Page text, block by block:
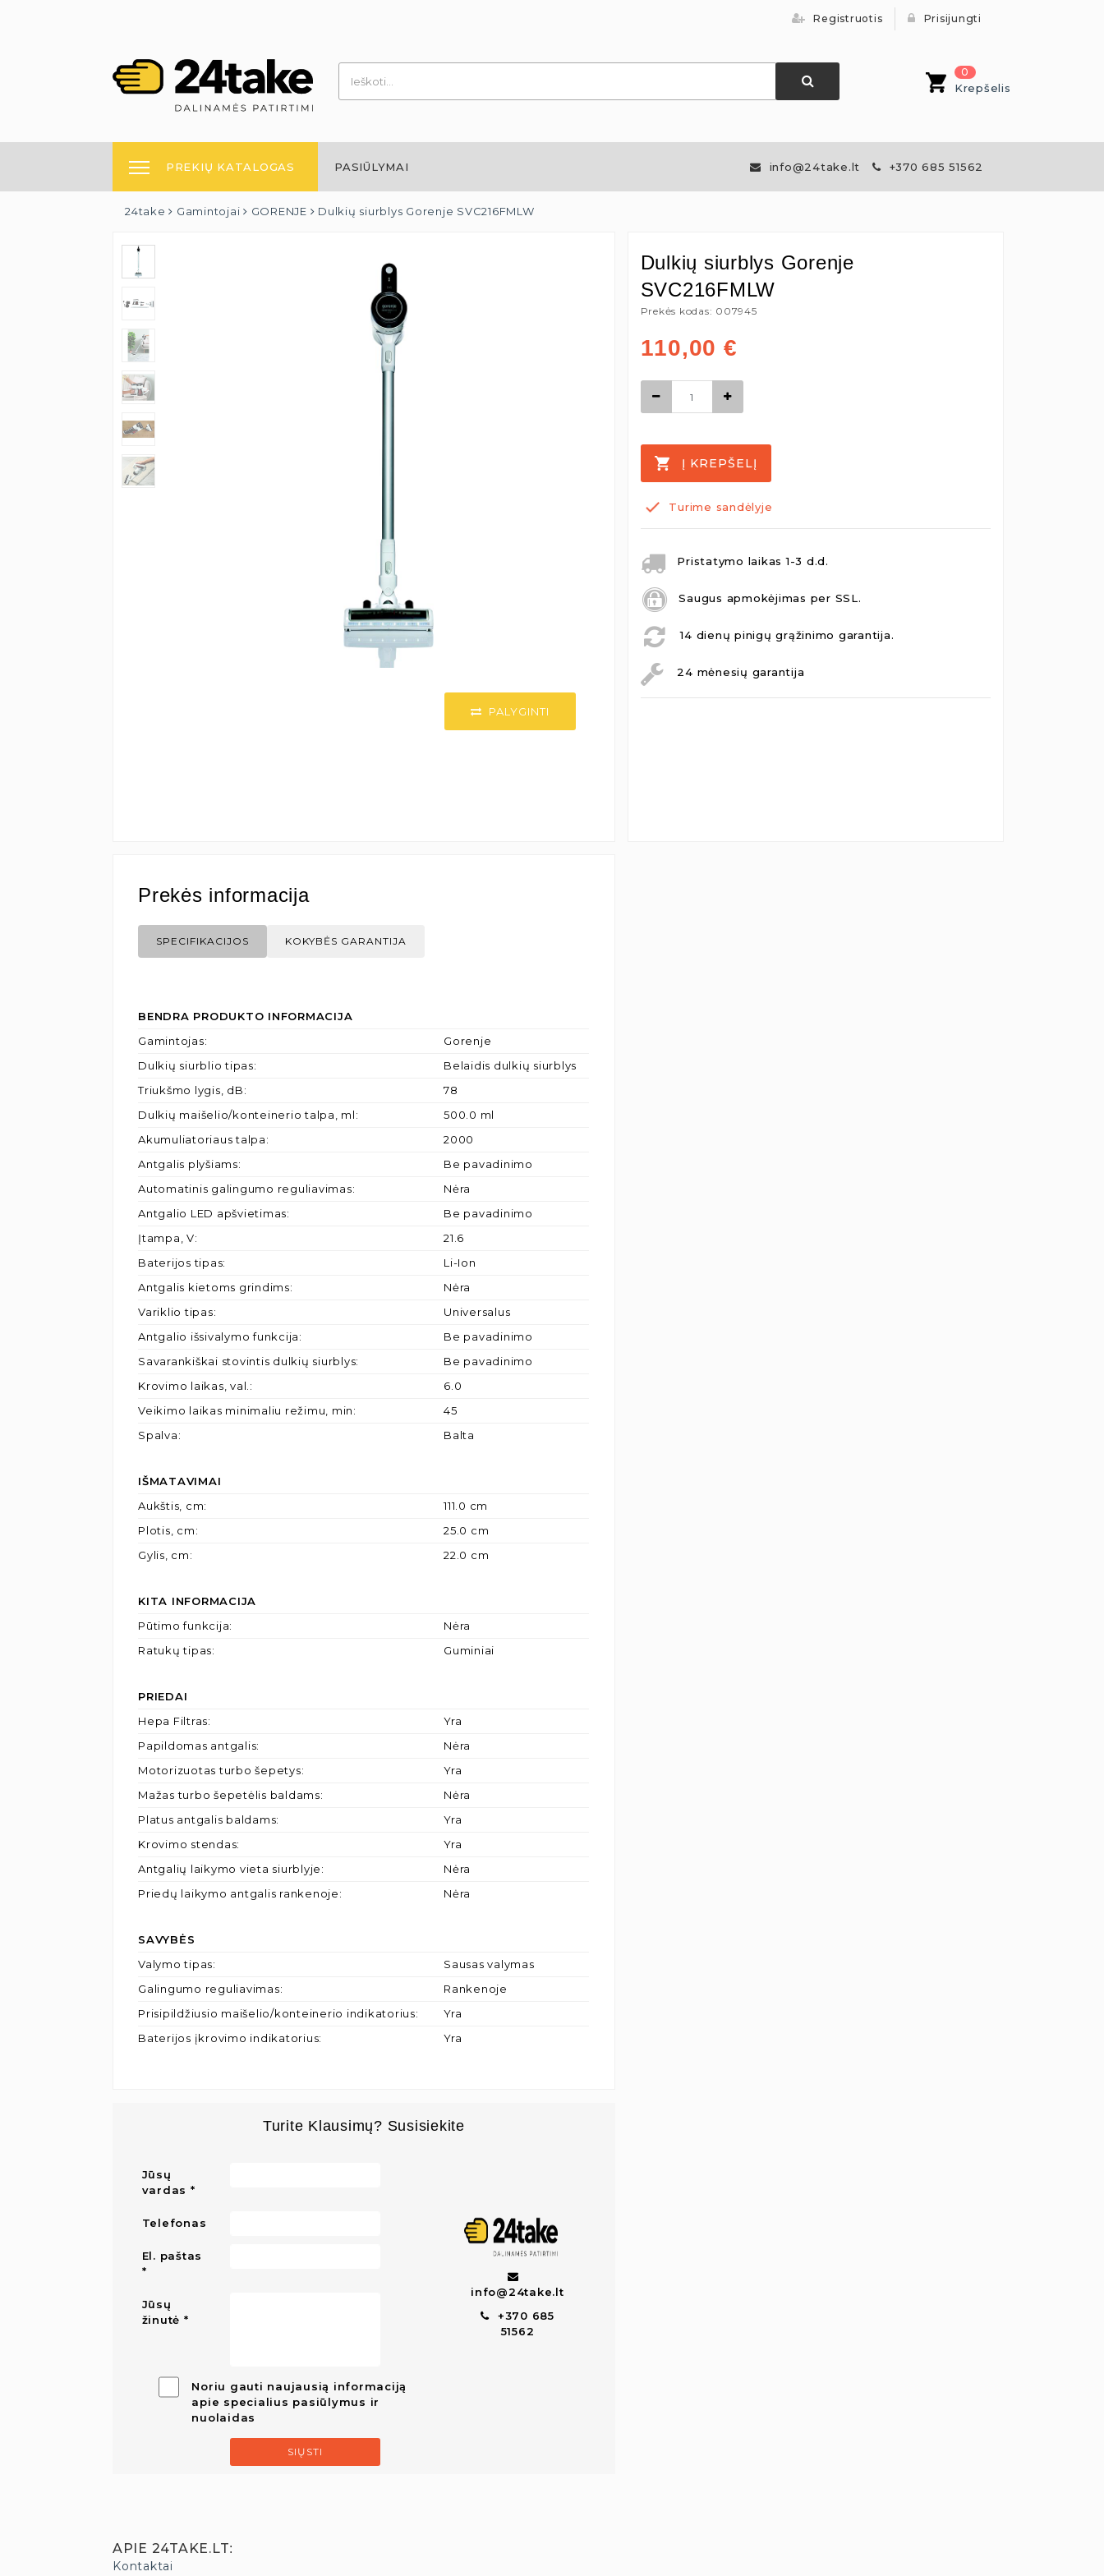
Registruotis Prisijungti
0
Krepšelis
PREKIŲ KATALOGAS PASIŪLYMAI info@24take.lt +370 685 51562
24take Gamintojai GORENJE Dulkių siurblys Gorenje SVC216FMLW
PALYGINTI
Dulkių siurblys Gorenje
SVC216FMLW
Prekės kodas: 007945
110,00 €
Į KREPŠELĮ
Turime sandėlyje
Pristatymo laikas 1-3 d.d.
Saugus apmokėjimas per SSL.
14 dienų pinigų grąžinimo garantija.
24 mėnesių garantija
Prekės informacija
SPECIFIKACIJOS KOKYBĖS GARANTIJA
BENDRA PRODUKTO INFORMACIJA
Gamintojas:
Gorenje
Dulkių siurblio tipas:
Belaidis dulkių siurblys
Triukšmo lygis, dB:
78
Dulkių maišelio/konteinerio talpa, ml:
500.0 ml
Akumuliatoriaus talpa:
2000
Antgalis plyšiams:
Be pavadinimo
Automatinis galingumo reguliavimas:
Nėra
Antgalio LED apšvietimas:
Be pavadinimo
Įtampa, V:
21.6
Baterijos tipas:
Li-Ion
Antgalis kietoms grindims:
Nėra
Variklio tipas:
Universalus
Antgalio išsivalymo funkcija:
Be pavadinimo
Savarankiškai stovintis dulkių siurblys:
Be pavadinimo
Krovimo laikas, val. :
6.0
Veikimo laikas minimaliu režimu, min:
45
Spalva: Balta
IŠMATAVIMAI
Aukštis, cm:
111.0 cm
Plotis, cm:
25.0 cm
Gylis, cm: 22.0 cm
KITA INFORMACIJA
Pūtimo funkcija:
Nėra
Ratukų tipas: Guminiai
PRIEDAI
Hepa Filtras:
Yra
Papildomas antgalis:
Nėra
Motorizuotas turbo šepetys:
Yra
Mažas turbo šepetėlis baldams:
Nėra
Platus antgalis baldams:
Yra
Krovimo stendas:
Yra
Antgalių laikymo vieta siurblyje:
Nėra
Priedų laikymo antgalis rankenoje: Nėra
SAVYBĖS
Valymo tipas:
Sausas valymas
Galingumo reguliavimas:
Rankenoje
Prisipildžiusio maišelio/konteinerio indikatorius:
Yra
Baterijos įkrovimo indikatorius: Yra
Turite Klausimų? Susisiekite
Jūsų
vardas
Telefonas
El. paštas
Jūsų
žinutė
Noriu gauti naujausią informaciją
apie specialius pasiūlymus ir
nuolaidas
SIŲSTI
info@24take.lt
+370 685
51562
APIE 24TAKE.LT:
Kontaktai